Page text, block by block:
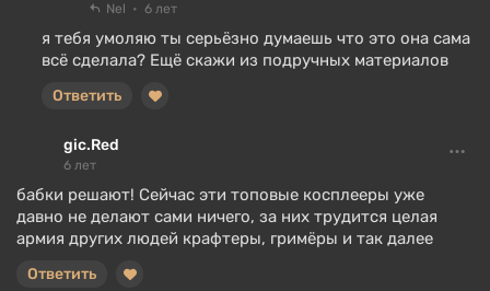
Nel 6 лет
я тебя умоляю ты серьёзно думаешь что это она сама
всё сделала? Ещё скажи из подручных материалов
Ответить
gic.Red
6 лет
бабки решают! Сейчас эти топовые косплееры уже
давно не делают сами ничего, за них трудится целая
армия других людей крафтеры, гримёры и так далее
Ответить